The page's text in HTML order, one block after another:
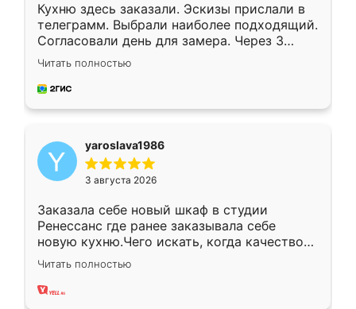
Кухню здесь заказали. Эскизы прислали в
телеграмм. Выбрали наиболее подходящий.
Согласовали день для замера. Через 3
недели кухня была уже готова. Остались
довольны работой. Спасибо Ренессанс
мебель за качественную работу!
Читать полностью
yaroslava1986
3 августа 2026
Заказала себе новый шкаф в студии
Ренессанс где ранее заказывала себе
новую кухню.Чего искать, когда качеством
вполне довольна. Служит кухня уже почти
два года, нареканий нет.
Читать полностью